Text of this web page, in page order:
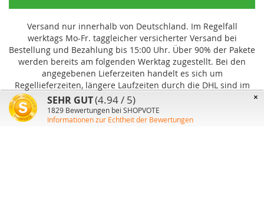
Versand nur innerhalb von Deutschland. Im Regelfall
werktags Mo-Fr. taggleicher versicherter Versand bei
Bestellung und Bezahlung bis 15:00 Uhr. Über 90% der Pakete
werden bereits am folgenden Werktag zugestellt. Bei den
angegebenen Lieferzeiten handelt es sich um
Regellieferzeiten, längere Laufzeiten durch die DHL sind im
Einzelfall möglich und können von uns nicht beeinflusst
werden.
×
SEHR GUT(4.94 / 5)
1829 Bewertungen bei SHOPVOTE
Informationen zur Echtheit der Bewertungen